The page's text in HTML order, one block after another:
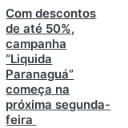
Com descontos
de até 50%,
campanha
“Liquida
Paranaguá”
começa na
próxima segunda-
feira